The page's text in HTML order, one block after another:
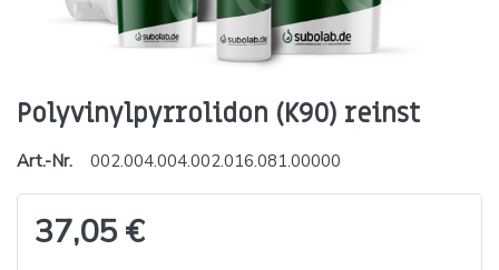
Polyvinylpyrrolidon (K90) reinst
Art.-Nr. 002.004.004.002.016.081.00000
37,05 €